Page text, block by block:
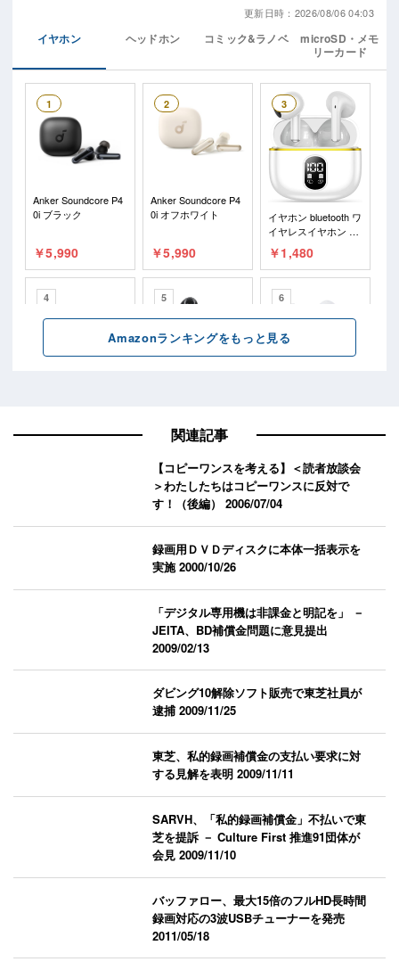
関連記事
【コピーワンスを考える】＜読者放談会
＞わたしたちはコピーワンスに反対で
す！（後編）2006/07/04
録画用ＤＶＤディスクに本体一括表示を
実施2000/10/26
「デジタル専用機は非課金と明記を」 －
JEITA、BD補償金問題に意見提出
2009/02/13
ダビング10解除ソフト販売で東芝社員が
逮捕2009/11/25
東芝、私的録画補償金の支払い要求に対
する見解を表明2009/11/11
SARVH、「私的録画補償金」不払いで東
芝を提訴 － Culture First 推進91団体が
会見2009/11/10
バッファロー、最大15倍のフルHD長時間
録画対応の3波USBチューナーを発売
2011/05/18